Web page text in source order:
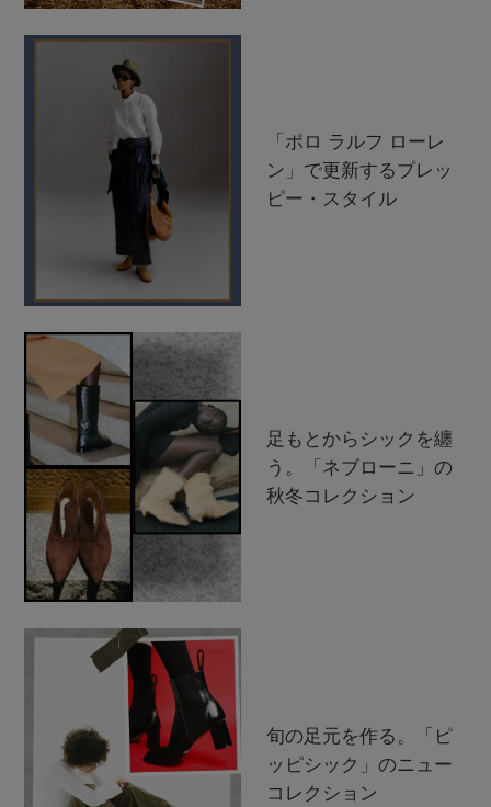
「ポロ ラルフ ローレ
ン」で更新するプレッ
ピー・スタイル
足もとからシックを纏
う。「ネブローニ」の
秋冬コレクション
旬の足元を作る。「ピ
ッピシック」のニュー
コレクション